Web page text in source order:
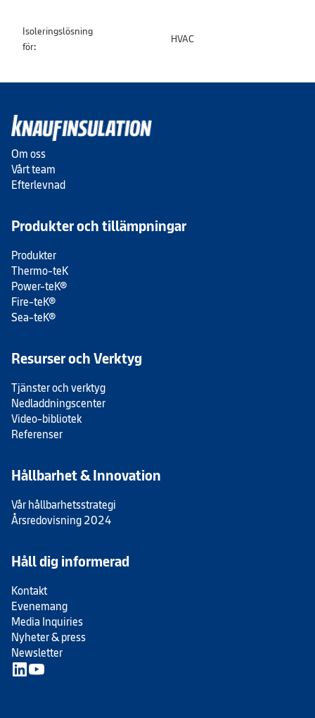
Isoleringslösning
för:
HVAC
Om oss
Vårt team
Efterlevnad
Produkter och tillämpningar
Produkter
Thermo-teK
Power-teK®
Fire-teK®
Sea-teK®
Resurser och Verktyg
Tjänster och verktyg
Nedladdningscenter
Video-bibliotek
Referenser
Hållbarhet & Innovation
Vår hållbarhetsstrategi
Årsredovisning 2024
Håll dig informerad
Kontakt
Evenemang
Media Inquiries
Nyheter & press
Newsletter